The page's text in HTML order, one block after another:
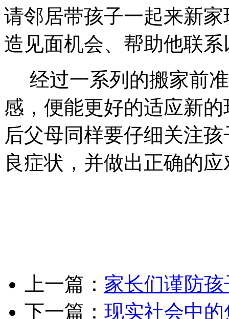
请邻居带孩子一起来新
造见面机会、帮助他联
经过一系列的搬家前
感，便能更好的适应新
后父母同样要仔细关注
良症状，并做出正确的
上一篇： 家长们谨防
下一篇： 现实社会中